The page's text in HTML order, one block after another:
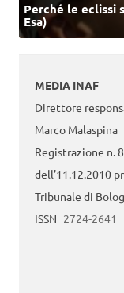
Perché le eclissi
Esa)
MEDIA INAF
Direttore
Marco Malaspina
Registrazione n.
dell’11.12.2010
Tribunale di
ISSN 2724-2641